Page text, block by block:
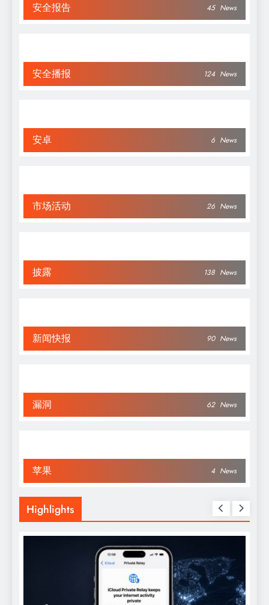
安全报告 45 News
安全播报 124 News
安卓 6 News
市场活动 26 News
披露 138 News
新闻快报 90 News
漏洞 62 News
苹果 4 News
Highlights